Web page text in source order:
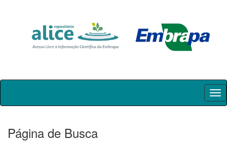
Skip
Página de Busca